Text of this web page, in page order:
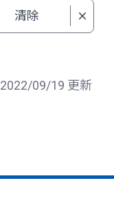
清除
2022/09/19 更新